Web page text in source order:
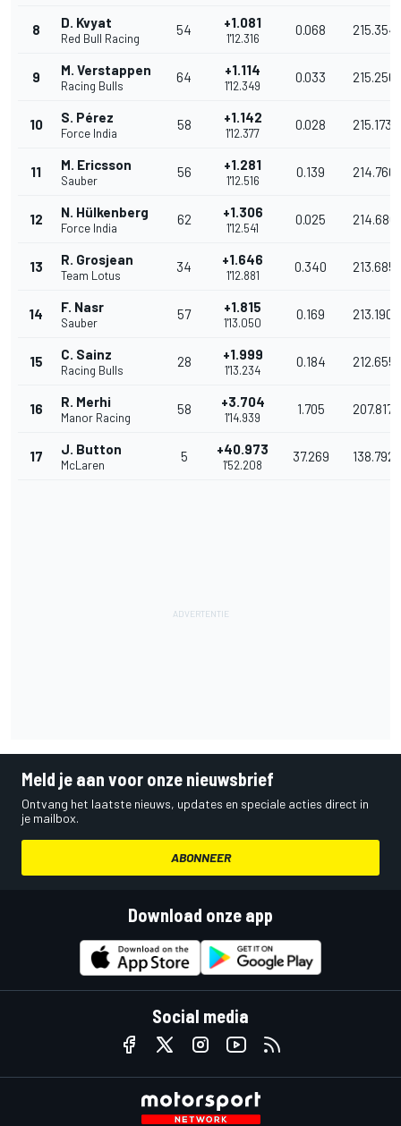
8 D. Kvyat
Red Bull Racing
54 +1.081
1'12.316
0.068 215.354
9 M. Verstappen
Racing Bulls
64 +1.114
1'12.349
0.033 215.256
10 S. Pérez
Force India
58 +1.142
1'12.377
0.028 215.173
11 M. Ericsson
Sauber
56 +1.281
1'12.516
0.139 214.760
12 N. Hülkenberg
Force India
62 +1.306
1'12.541
0.025 214.686
13 R. Grosjean
Team Lotus
34 +1.646
1'12.881
0.340 213.685
14 F. Nasr
Sauber
57 +1.815
1'13.050
0.169 213.190
15 C. Sainz
Racing Bulls
28 +1.999
1'13.234
0.184 212.655
16 R. Merhi
Manor Racing
58 +3.704
1'14.939
1.705 207.817
17 J. Button
McLaren
5 +40.973
1'52.208
37.269 138.792
Meld je aan voor onze nieuwsbrief
Ontvang het laatste nieuws, updates en speciale acties direct in
je mailbox.
ABONNEER
Download onze app
Social media